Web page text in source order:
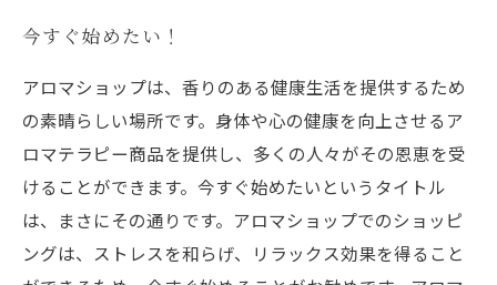
今すぐ始めたい！
アロマショップは、香りのある健康生活を提供するため
の素晴らしい場所です。身体や心の健康を向上させるア
ロマテラピー商品を提供し、多くの人々がその恩恵を受
けることができます。今すぐ始めたいというタイトル
は、まさにその通りです。アロマショップでのショッピ
ングは、ストレスを和らげ、リラックス効果を得ること